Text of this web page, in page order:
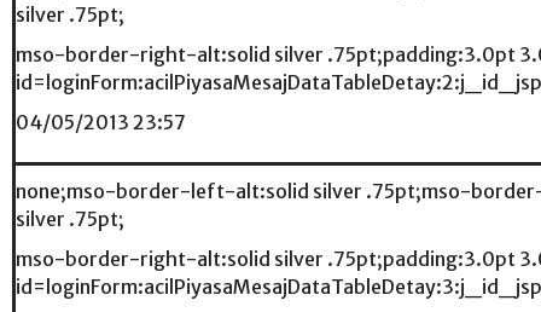
silver .75pt;
mso-border-right-alt:solid silver .75pt;padding:3.0pt
04/05/2013 23:57
none;mso-border-left-alt:solid silver .75pt;mso-
silver .75pt;
mso-border-right-alt:solid silver .75pt;padding:3.0pt